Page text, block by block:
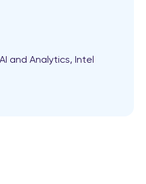
and Analytics, Intel